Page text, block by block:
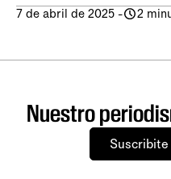
7 de abril de 2025 - 2
Nuestro